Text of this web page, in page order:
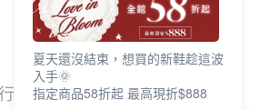
夏天還沒結束，想買的新鞋趁這波
入手🌞
指定商品58折起 最高現折$888